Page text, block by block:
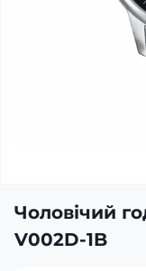
Чоловічий
V002D-1B